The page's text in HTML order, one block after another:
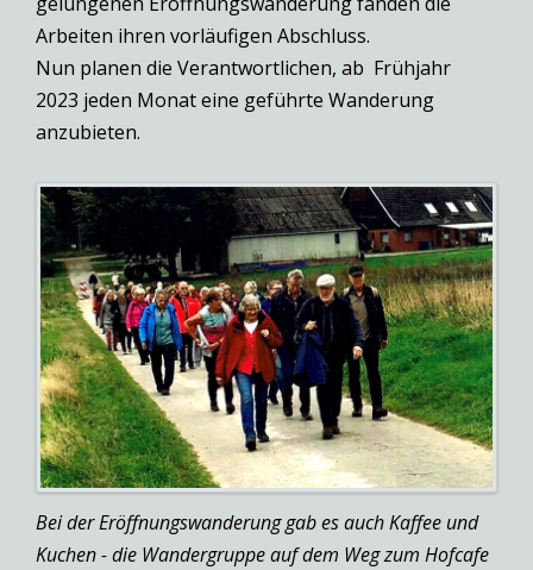
Arbeiten ihren vorläufigen Abschluss.
Nun planen die Verantwortlichen, ab Frühjahr
2023 jeden Monat eine geführte Wanderung
anzubieten.
Bei der Eröffnungswanderung gab es auch Kaffee und
Kuchen - die Wandergruppe auf dem Weg zum Hofcafe